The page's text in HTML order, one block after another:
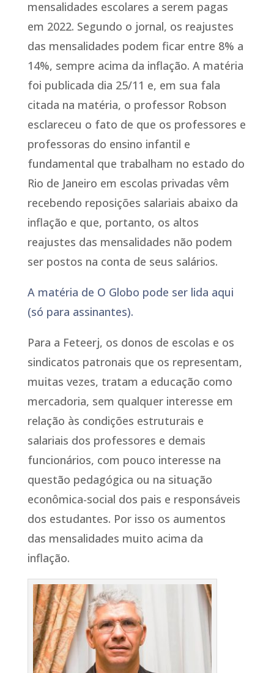
mensalidades escolares a serem pagas
em 2022. Segundo o jornal, os reajustes
das mensalidades podem ficar entre 8% a
14%, sempre acima da inflação. A matéria
foi publicada dia 25/11 e, em sua fala
citada na matéria, o professor Robson
esclareceu o fato de que os professores e
professoras do ensino infantil e
fundamental que trabalham no estado do
Rio de Janeiro em escolas privadas vêm
recebendo reposições salariais abaixo da
inflação e que, portanto, os altos
reajustes das mensalidades não podem
ser postos na conta de seus salários.
A matéria de O Globo pode ser lida aqui
(só para assinantes).
Para a Feteerj, os donos de escolas e os
sindicatos patronais que os representam,
muitas vezes, tratam a educação como
mercadoria, sem qualquer interesse em
relação às condições estruturais e
salariais dos professores e demais
funcionários, com pouco interesse na
questão pedagógica ou na situação
econômica-social dos pais e responsáveis
dos estudantes. Por isso os aumentos
das mensalidades muito acima da
inflação.